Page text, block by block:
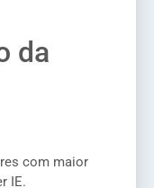
da
com maior
IE.